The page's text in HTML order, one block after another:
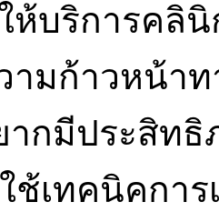
บริการคลินิ
ามก้าวหน้า
ากมีประสิท
ช้เทคนิคกา